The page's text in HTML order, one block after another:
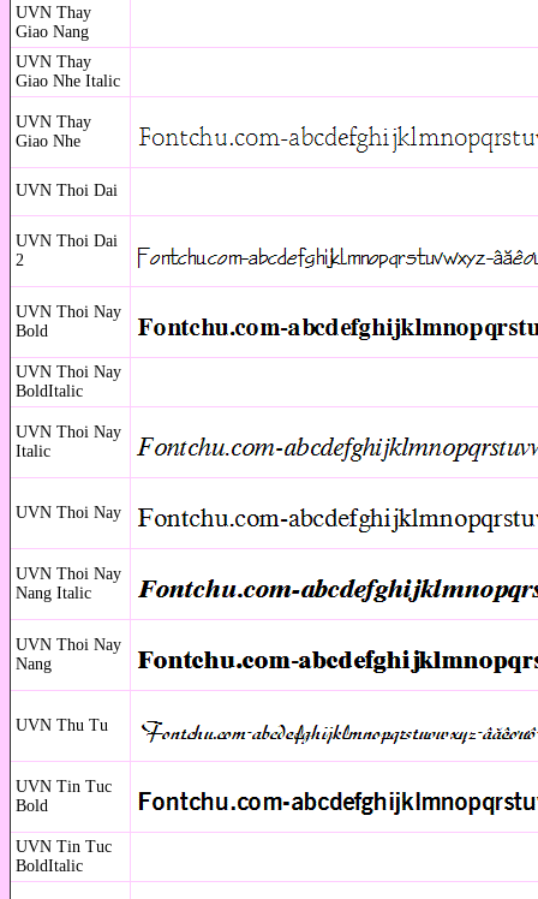
UVN Thay
Giao Nang
UVN Thay
Giao Nhe Italic
UVN Thay
Giao Nhe
UVN Thoi Dai
UVN Thoi Dai
2
UVN Thoi Nay
Bold
UVN Thoi Nay
BoldItalic
UVN Thoi Nay
Italic
UVN Thoi Nay
UVN Thoi Nay
Nang Italic
UVN Thoi Nay
Nang
UVN Thu Tu
UVN Tin Tuc
Bold
UVN Tin Tuc
BoldItalic